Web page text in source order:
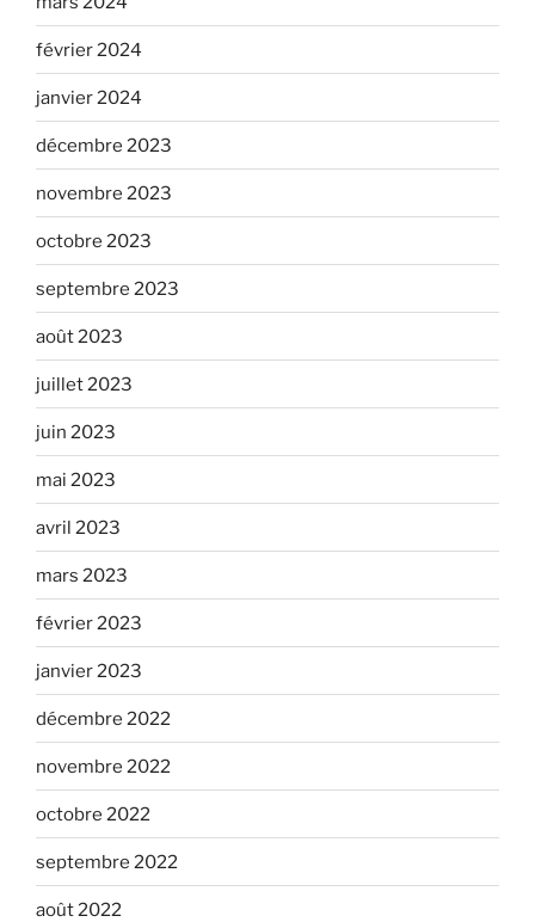
février 2024
janvier 2024
décembre 2023
novembre 2023
octobre 2023
septembre 2023
août 2023
juillet 2023
juin 2023
mai 2023
avril 2023
mars 2023
février 2023
janvier 2023
décembre 2022
novembre 2022
octobre 2022
septembre 2022
août 2022